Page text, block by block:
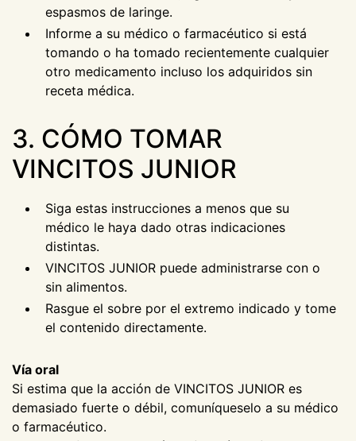
espasmos de laringe.
Informe a su médico o farmacéutico si está
tomando o ha tomado recientemente cualquier
otro medicamento incluso los adquiridos sin
receta médica.
3. CÓMO TOMAR
VINCITOS JUNIOR
Siga estas instrucciones a menos que su
médico le haya dado otras indicaciones
distintas.
VINCITOS JUNIOR puede administrarse con o
sin alimentos.
Rasgue el sobre por el extremo indicado y tome
el contenido directamente.
Vía oral
Si estima que la acción de VINCITOS JUNIOR es
demasiado fuerte o débil, comuníqueselo a su médico
o farmacéutico.